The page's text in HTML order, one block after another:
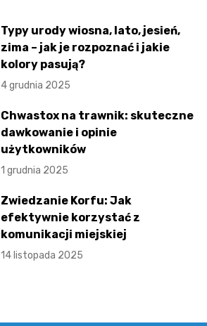
Typy urody wiosna, lato, jesień,
zima – jak je rozpoznać i jakie
kolory pasują?
4 grudnia 2025
Chwastox na trawnik: skuteczne
dawkowanie i opinie
użytkowników
1 grudnia 2025
Zwiedzanie Korfu: Jak
efektywnie korzystać z
komunikacji miejskiej
14 listopada 2025